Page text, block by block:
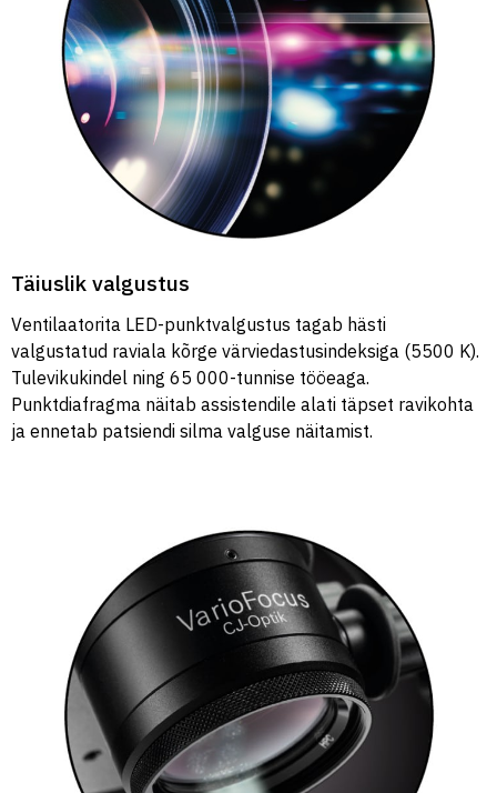
Täiuslik valgustus
Ventilaatorita LED-punktvalgustus tagab hästi
valgustatud raviala kõrge värviedastusindeksiga (5500 K).
Tulevikukindel ning 65 000-tunnise tööeaga.
Punktdiafragma näitab assistendile alati täpset ravikohta
ja ennetab patsiendi silma valguse näitamist.